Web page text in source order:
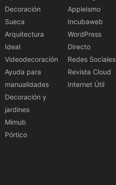
Decoración
Sueca
Arquitectura
Ideal
Videodecoración
Ayuda para
manualidades
Decoración y
jardines
Mimub
Pórtico
Appleismo
Incubaweb
WordPress
Directo
Redes Sociales
Revista Cloud
Internet Útil